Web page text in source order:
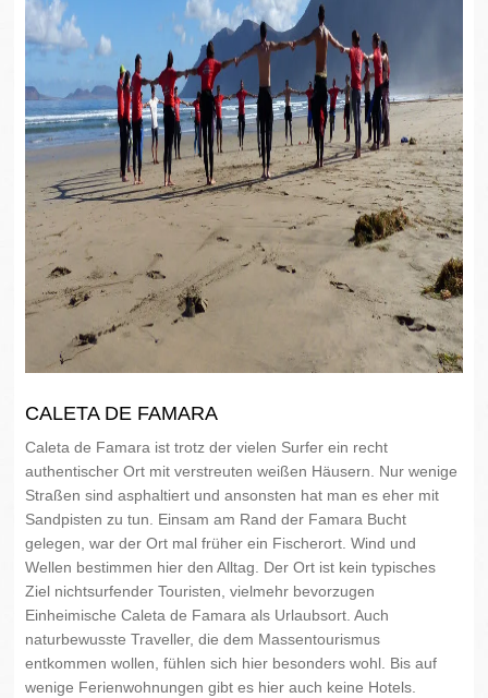
CALETA DE FAMARA
Caleta de Famara ist trotz der vielen Surfer ein recht
authentischer Ort mit verstreuten weißen Häusern. Nur wenige
Straßen sind asphaltiert und ansonsten hat man es eher mit
Sandpisten zu tun. Einsam am Rand der Famara Bucht
gelegen, war der Ort mal früher ein Fischerort. Wind und
Wellen bestimmen hier den Alltag. Der Ort ist kein typisches
Ziel nichtsurfender Touristen, vielmehr bevorzugen
Einheimische Caleta de Famara als Urlaubsort. Auch
naturbewusste Traveller, die dem Massentourismus
entkommen wollen, fühlen sich hier besonders wohl. Bis auf
wenige Ferienwohnungen gibt es hier auch keine Hotels.